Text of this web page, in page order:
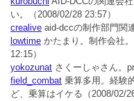
い。
（2008/02/28 23:57）
crealive aid-dccの制作部門関
lowtime かたまり。制作会社
12:15）
yokozunat さくーしゃさん。
field_combat 乗算多用。経験
ど、乗算はイケる （2008/02/